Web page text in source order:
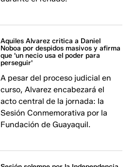
Aquiles Alvarez critica a Daniel
Noboa por despidos masivos y afirma
que 'un necio usa el poder para
perseguir'
A pesar del proceso judicial en
curso, Alvarez encabezará el
acto central de la jornada: la
Sesión Conmemorativa por la
Fundación de Guayaquil.